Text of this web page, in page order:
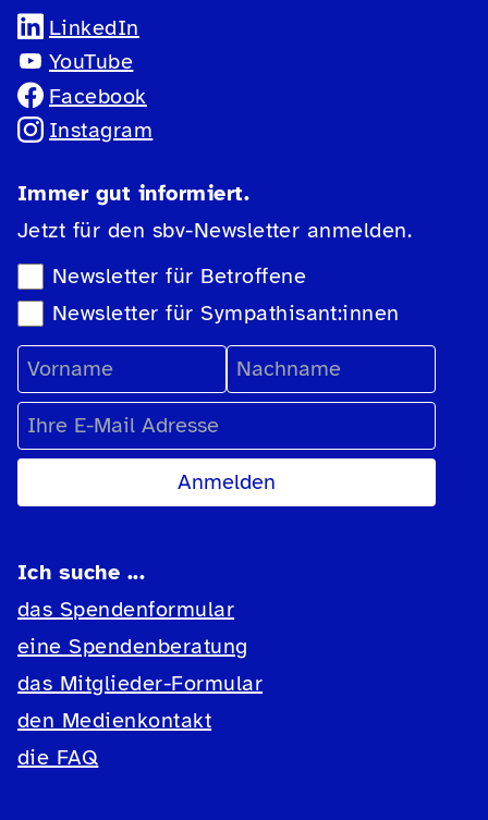
LinkedIn
YouTube
Facebook
Instagram
Immer gut informiert.
Jetzt für den sbv-Newsletter anmelden.
Newsletter-Auswahl
Newsletter für Betroffene
Newsletter für Sympathisant:innen
Vorname
Nachname
E-Mail Adresse
Ich suche ...
das Spendenformular
eine Spendenberatung
das Mitglieder-Formular
den Medienkontakt
die FAQ